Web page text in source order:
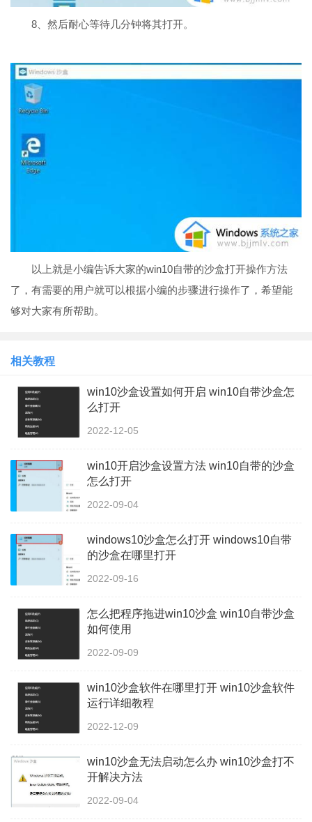
8、然后耐心等待几分钟将其打开。
以上就是小编告诉大家的win10自带的沙盒打开操作方法
了，有需要的用户就可以根据小编的步骤进行操作了，希望能
够对大家有所帮助。
相关教程
win10沙盒设置如何开启 win10自带沙盒怎
么打开
2022-12-05
win10开启沙盒设置方法 win10自带的沙盒
怎么打开
2022-09-04
windows10沙盒怎么打开 windows10自带
的沙盒在哪里打开
2022-09-16
怎么把程序拖进win10沙盒 win10自带沙盒
如何使用
2022-09-09
win10沙盒软件在哪里打开 win10沙盒软件
运行详细教程
2022-12-09
win10沙盒无法启动怎么办 win10沙盒打不
开解决方法
2022-09-04